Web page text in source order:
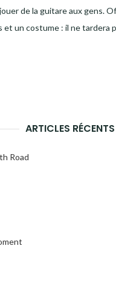
de la guitare aux gens.
et un costume : il ne tardera
ARTICLES RÉCENTS
Road